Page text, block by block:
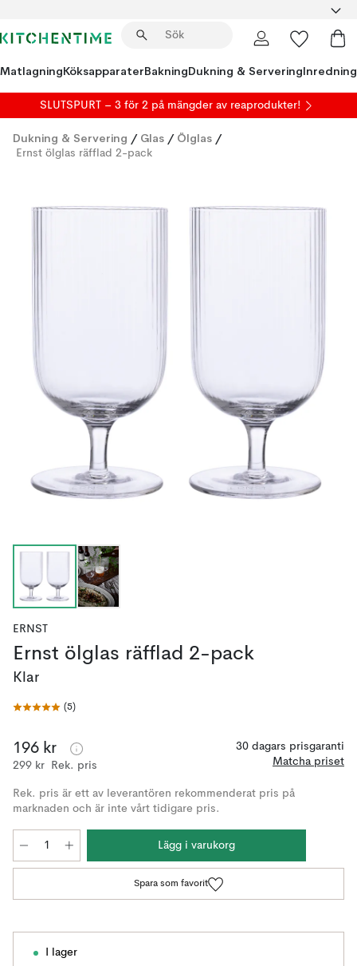
MatlagningKöksapparaterBakningDukning & ServeringInredning
SLUTSPURT – 3 för 2 på mängder av reaprodukter!
Dukning & Servering / Glas / Ölglas /
Ernst ölglas räfflad 2-pack
ERNST
Ernst ölglas räfflad 2-pack
Klar
(5)
196 kr
299 kr Rek. pris
30 dagars prisgaranti
Matcha priset
Rek. pris är ett av leverantören rekommenderat pris på
marknaden och är inte vårt tidigare pris.
Lägg i varukorg
Spara som favorit
I lager